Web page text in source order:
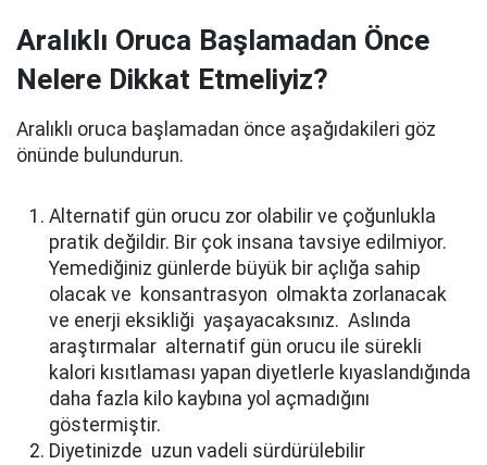
Aralıklı Oruca Başlamadan Önce
Nelere Dikkat Etmeliyiz?
Aralıklı oruca başlamadan önce aşağıdakileri göz
önünde bulundurun.
Alternatif gün orucu zor olabilir ve çoğunlukla
pratik değildir. Bir çok insana tavsiye edilmiyor.
Yemediğiniz günlerde büyük bir açlığa sahip
olacak ve konsantrasyon olmakta zorlanacak
ve enerji eksikliği yaşayacaksınız. Aslında
araştırmalar alternatif gün orucu ile sürekli
kalori kısıtlaması yapan diyetlerle kıyaslandığında
daha fazla kilo kaybına yol açmadığını
göstermiştir.
Diyetinizde uzun vadeli sürdürülebilir